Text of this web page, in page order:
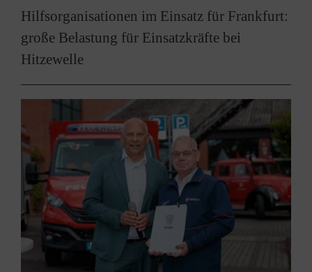
Hilfsorganisationen im Einsatz für Frankfurt:
große Belastung für Einsatzkräfte bei
Hitzewelle